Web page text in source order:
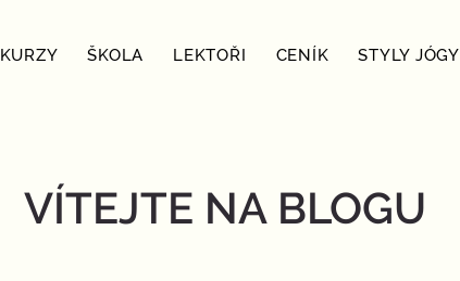
KURZY ŠKOLA LEKTOŘI CENÍK STYLY JÓGY
VÍTEJTE NA BLOGU